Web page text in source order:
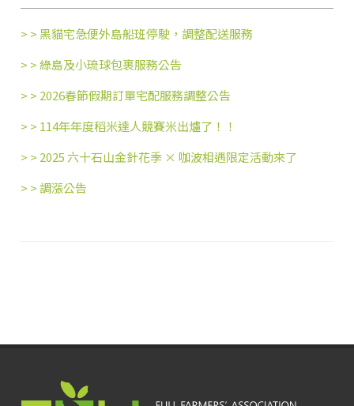
> > 黑貓宅急便外島船班停駛，調整配送服務
> >綠島及小琉球包裹服務公告
> > 2026春節假期訂單宅配服務調整公告
> > 114年年度稻米達人競賽米出爐了！！
> > 2025 六十石山金針花季 × 咖波相遇限定活動來了
> >調漲公告